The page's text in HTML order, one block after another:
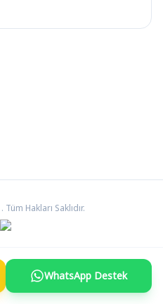
. Tüm Hakları Saklıdır.
WhatsApp Destek